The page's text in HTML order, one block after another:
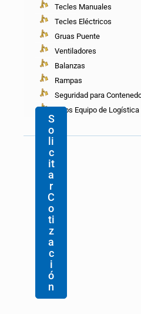
Tecles Manuales
Tecles Eléctricos
Gruas Puente
Ventiladores
Balanzas
Rampas
Seguridad para
Otros Equipo de Logística
durabilidad
ya
tiene
refuerzos
forjados
de
acero.
S
o
li
c
it
a
r
C
o
ti
z
a
c
i
ó
n